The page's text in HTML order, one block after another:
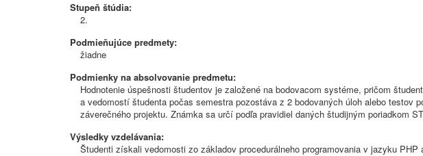
Stupeň štúdia:
2.
Podmieňujúce predmety:
žiadne
Podmienky na absolvovanie predmetu:
Hodnotenie úspešnosti študentov je založené na bodovacom systéme, pričom
a vedomostí študenta počas semestra pozostáva z 2 bodovaných úloh alebo testov
záverečného projektu. Známka sa určí podľa pravidiel daných študijným poriadkom
Výsledky vzdelávania:
Študenti získali vedomosti zo základov procedurálneho programovania v jazyku